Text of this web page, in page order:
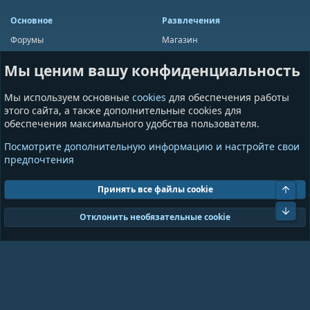
Основное
Форумы
Мини-чат
Ресурсы
Сообщества
Развлечения
Магазин
Лотереи
Приложения
Информация
Условия и правила
Политика конфиденциальности
Помощь
Разное
Общая информация
Пожертвования
GrayAndBlue (Dark)
Ширина Запросов 18 Время 0.0812s Память 11.01MB
Мы ценим вашу конфиденциальность
Мы используем основные cookies для обеспечения работы
этого сайта, а также дополнительные cookies для
обеспечения максимального удобства пользователя.
Посмотрите дополнительную информацию и настройте свои
предпочтения
Принять все файлы cookie
Отклонить необязательные cookie